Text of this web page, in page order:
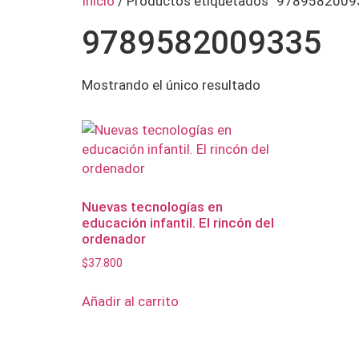
9789582009335
Mostrando el único resultado
Nuevas tecnologías en
educación infantil. El rincón del
ordenador
$37.800
Añadir al carrito